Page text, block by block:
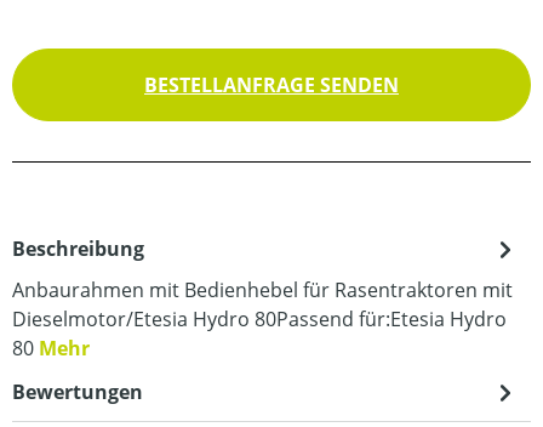
BESTELLANFRAGE SENDEN
Beschreibung
Anbaurahmen mit Bedienhebel für Rasentraktoren mit
Dieselmotor/Etesia Hydro 80Passend für:Etesia Hydro
80 Mehr
Bewertungen